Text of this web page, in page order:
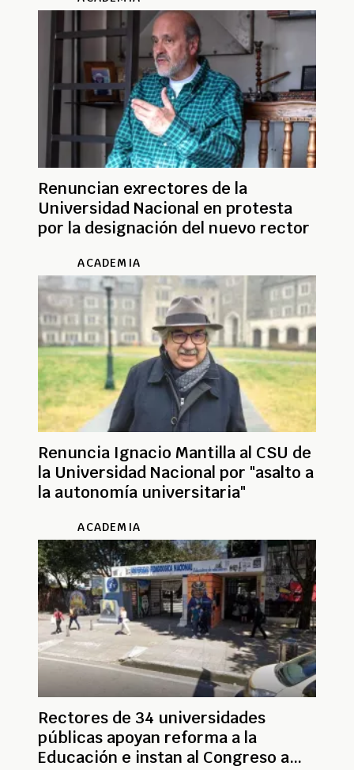
Renuncian exrectores de la
Universidad Nacional en protesta
por la designación del nuevo rector
ACADEMIA
Renuncia Ignacio Mantilla al CSU de
la Universidad Nacional por "asalto a
la autonomía universitaria"
ACADEMIA
Rectores de 34 universidades
públicas apoyan reforma a la
Educación e instan al Congreso a